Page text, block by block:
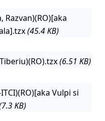
Razvan)(RO)[aka
(45.4 KB)
(6.51 KB)
Vulpi si
KB)